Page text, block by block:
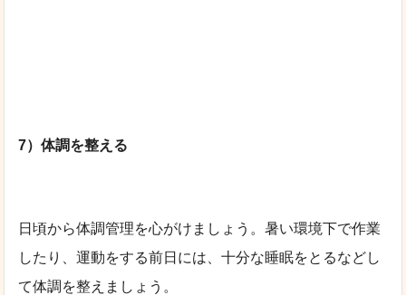
7）体調を整える
日頃から体調管理を心がけましょう。暑い環境下で作業
したり、運動をする前日には、十分な睡眠をとるなどし
て体調を整えましょう。